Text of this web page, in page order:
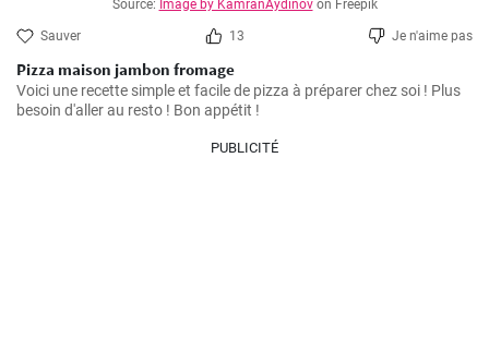
Source: Image by KamranAydinovon Freepik
Sauver 13 Je n'aime pas
Pizza maison jambon fromage
Voici une recette simple et facile de pizza à préparer chez soi ! Plus
besoin d'aller au resto ! Bon appétit !
PUBLICITÉ